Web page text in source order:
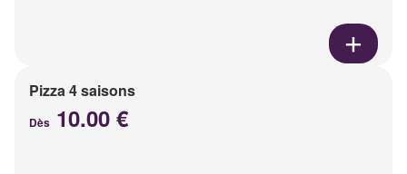
Pizza 4 saisons
Dès 10.00 €